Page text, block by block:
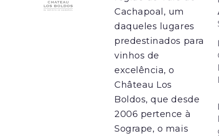
Cachapoal, um
daqueles lugares
predestinados para
vinhos de
excelência, o
Château Los
Boldos, que desde
2006 pertence à
Sogrape, o mais